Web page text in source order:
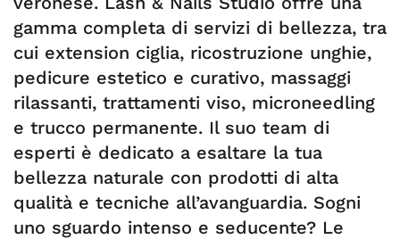
gamma completa di servizi di bellezza, tra
cui extension ciglia, ricostruzione unghie,
pedicure estetico e curativo, massaggi
rilassanti, trattamenti viso, microneedling
e trucco permanente. Il suo team di
esperti è dedicato a esaltare la tua
bellezza naturale con prodotti di alta
qualità e tecniche all’avanguardia. Sogni
uno sguardo intenso e seducente? Le